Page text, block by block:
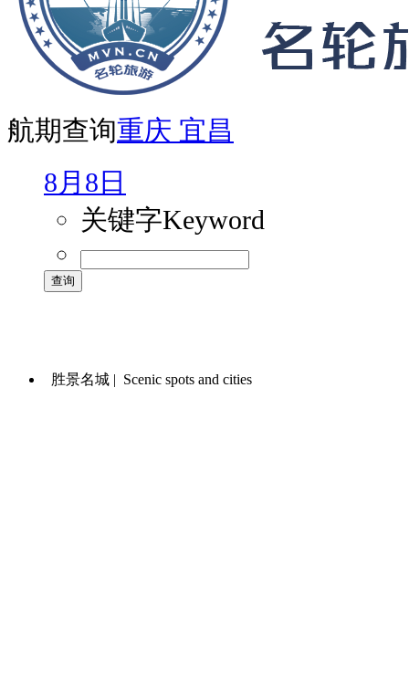
航期查询重庆 宜昌
8月8日
关键字Keyword
胜景名城 | Scenic spots and cities